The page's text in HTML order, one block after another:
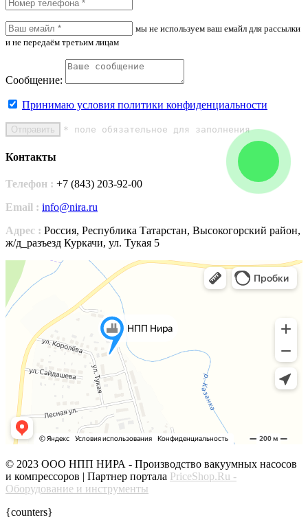
мы не используем ваш емайл для рассылки
и не передаём третьим лицам
Сообщение:
Принимаю условия политики конфиденциальности
Отправить * поле обязательное для заполнения
Контакты
Телефон : +7 (843) 203-92-00
Email : info@nira.ru
Адрес : Россия, Республика Татарстан, Высокогорский район,
ж/д_разъезд Куркачи, ул. Тукая 5
© 2023 ООО НПП НИРА - Производство вакуумных насосов
и компрессоров | Партнер портала PriceShop.Ru -
Оборудование и инструменты
{counters}